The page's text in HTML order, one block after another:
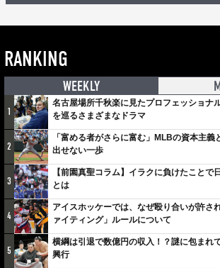
RANKING
WEEKLY
1
名古屋場所千秋楽に見たプロフェッショナ
を巡るさまざまなドラマ
2
「富める者がさらに富む」MLBの資本主
出せない一歩
3
【前園真聖コラム】イラクに負けたことで
とは
4
アイスホッケーでは、なぜ殴り合いが許
ァイティング」ルールについて
5
横綱は引退で数億円の収入！？謎に包まれ
興行